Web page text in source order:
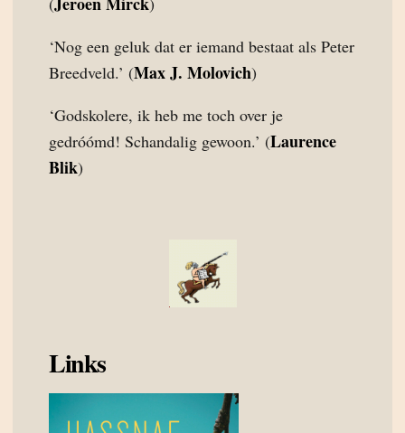
‘Nog een geluk dat er iemand bestaat als Peter
Breedveld.’ (Max J. Molovich)
‘Godskolere, ik heb me toch over je
gedróómd! Schandalig gewoon.’ (Laurence
Blik)
Links